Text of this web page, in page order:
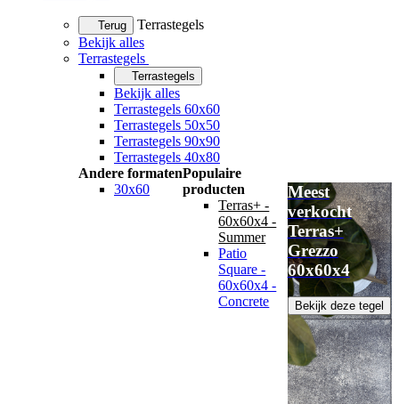
Terug
Terrastegels
Bekijk alles
Terrastegels
Terrastegels
Bekijk alles
Terrastegels 60x60
Terrastegels 50x50
Terrastegels 90x90
Terrastegels 40x80
Andere formaten
30x60
Populaire
producten
Terras+ -
60x60x4 -
Summer
Patio
Square -
60x60x4 -
Concrete
Meest
verkocht
Terras+
Grezzo
60x60x4
Bekijk deze tegel